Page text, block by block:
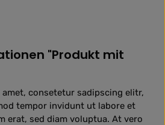
"Produkt mit
consetetur sadipscing elitr,
tempor invidunt ut labore et
erat, sed diam voluptua. At vero